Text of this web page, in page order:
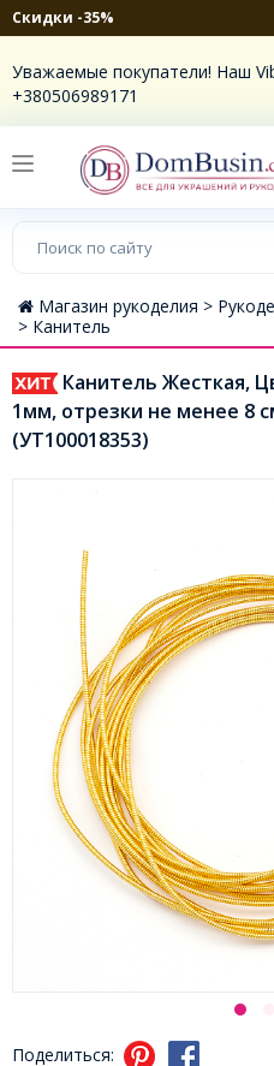
Скидки -35%
Уважаемые покупатели! Наш
+380506989171
Магазин рукоделия >
> Канитель
Канитель Жесткая,
1мм, отрезки не менее 8
(УТ100018353)
Поделиться: